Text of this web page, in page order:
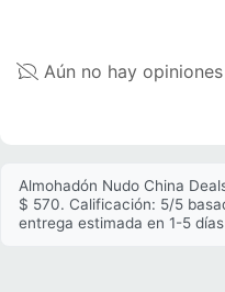
Aún no hay
Almohadón Nudo China
$ 570. Calificación: 5/5
entrega estimada en 1-5